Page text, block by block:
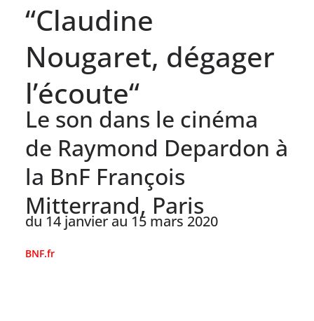
“Claudine
Nougaret, dégager
l’écoute“
Le son dans le cinéma
de Raymond Depardon à
la BnF François
Mitterrand, Paris
du 14 janvier au 15 mars 2020
BNF.fr